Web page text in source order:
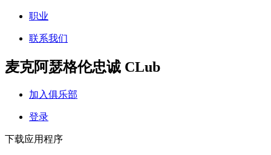
职业
联系我们
麦克阿瑟格伦忠诚 CLub
加入俱乐部
登录
下载应用程序